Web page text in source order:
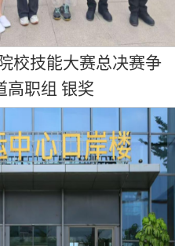
校技能大赛总决赛争
高职组 银奖